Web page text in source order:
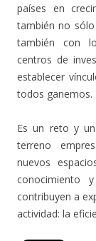
países en
también no
también con
centros de
establecer
todos ganemos.
Es un reto y
terreno
nuevos
conocimiento
contribuyen a
actividad: la